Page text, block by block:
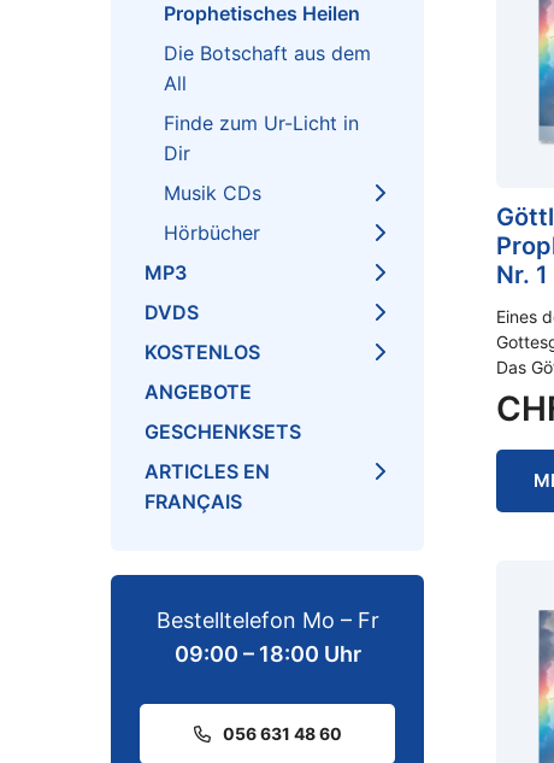
Nr. 1
Eines
Das
Prophetisches Heilen
Die Botschaft aus dem
All
Finde zum Ur-Licht in
Dir
Musik CDs
Hörbücher
MP3
DVDS
KOSTENLOS
ANGEBOTE
GESCHENKSETS
ARTICLES EN
FRANÇAIS
Bestelltelefon Mo – Fr
09:00 – 18:00 Uhr
056 631 48 60